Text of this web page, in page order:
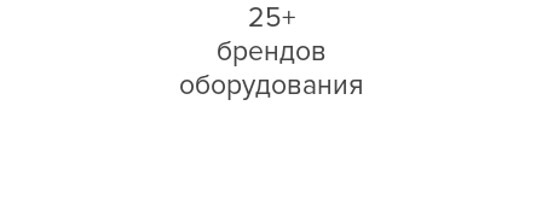
25+
брендов
оборудования